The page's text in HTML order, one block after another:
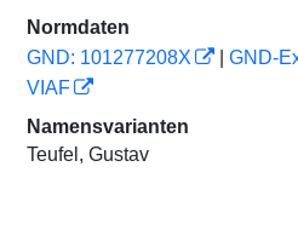
Normdaten
GND: 101277208X
GND-
VIAF
Namensvarianten
Teufel, Gustav